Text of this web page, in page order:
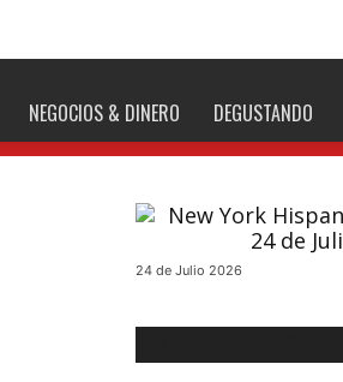
NEGOCIOS & DINERO DEGUSTANDO
24 de Julio 2026